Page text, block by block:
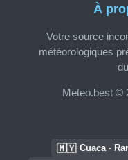
À
Votre source
météorologiques
Meteo.best ©
🇲🇾 Cuaca ·